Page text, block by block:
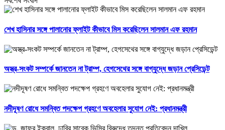
শেখ হাসিনার সঙ্গে পালানোর ফ্লাইট কীভাবে মিস করেছিলেন সালমান এফ রহমান
অস্ত্র-সংকট সম্পর্কে জানতেন না ট্রাম্প, হেগসেথের সঙ্গে বাগ্‌যুদ্ধে জড়ান প্রেসিডেন্ট
নদীদূষণ রোধে সমন্বিত পদক্ষেপ গ্রহণে অবহেলার সুযোগ নেই: প্রধানমন্ত্রী